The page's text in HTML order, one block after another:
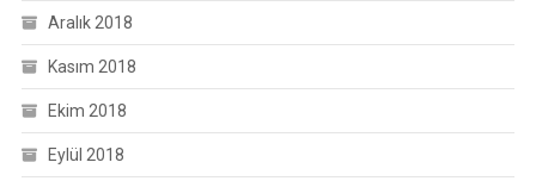
Aralık 2018
Kasım 2018
Ekim 2018
Eylül 2018